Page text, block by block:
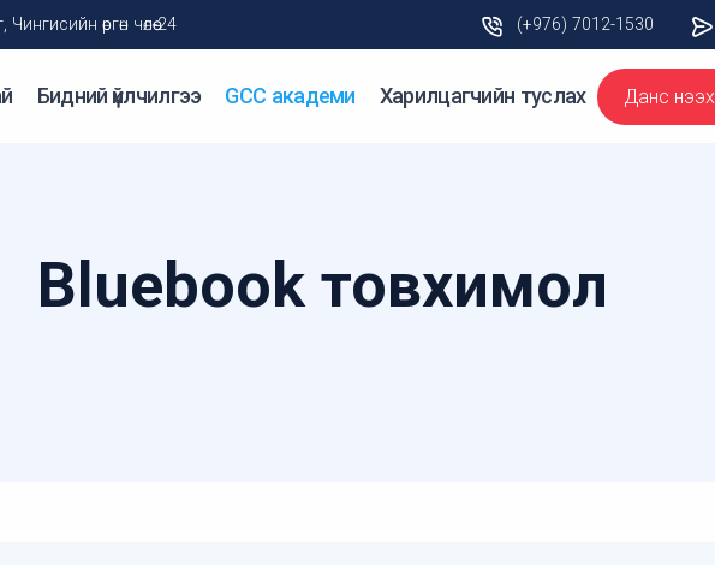
өргөн чөлөө-24 (+976) 7012-1530
Бидний үйлчилгээ GCC академи Харилцагчийн туслах Данс нээх
Bluebook товхимол